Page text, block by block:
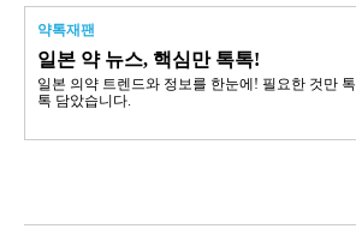
약톡재팬
일본 약 뉴스, 핵심만 톡톡!
일본 의약 트렌드와 정보를 한눈에! 필요한 것만 톡
톡 담았습니다.